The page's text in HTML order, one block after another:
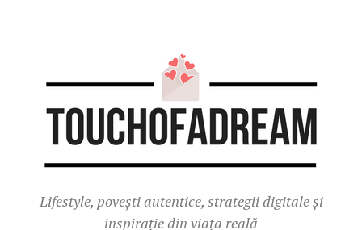
Lifestyle, povești autentice, strategii digitale și
inspirație din viața reală